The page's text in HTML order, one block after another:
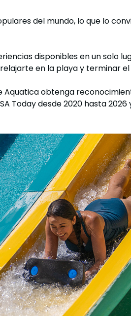
del mundo, lo que lo
disponibles en un solo
en la playa y terminar
Aquatica obtenga
Today desde 2020 hasta